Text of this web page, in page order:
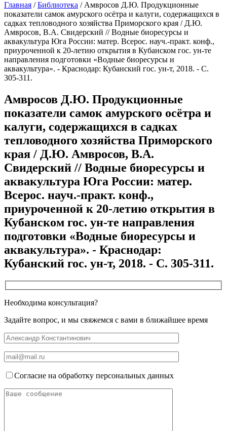
Главная /Библиотека / Амвросов Д.Ю. Продукционные
показатели самок амурского осётра и калуги, содержащихся в
садках тепловодного хозяйства Приморского края / Д.Ю.
Амвросов, В.А. Свидерский // Водные биоресурсы и
аквакультура Юга России: матер. Всерос. науч.-практ. конф.,
приуроченной к 20-летию открытия в Кубанском гос. ун-те
направления подготовки «Водные биоресурсы и
аквакультура». - Краснодар: Кубанский гос. ун-т, 2018. - С.
305-311.
Амвросов Д.Ю. Продукционные
показатели самок амурского осётра и
калуги, содержащихся в садках
тепловодного хозяйства Приморского
края / Д.Ю. Амвросов, В.А.
Свидерский // Водные биоресурсы и
аквакультура Юга России: матер.
Всерос. науч.-практ. конф.,
приуроченной к 20-летию открытия в
Кубанском гос. ун-те направления
подготовки «Водные биоресурсы и
аквакультура». - Краснодар:
Кубанский гос. ун-т, 2018. - С. 305-311.
Необходима консультация?
Задайте вопрос, и мы свяжемся с вами в ближайшее время
Согласие на обработку персональных данных